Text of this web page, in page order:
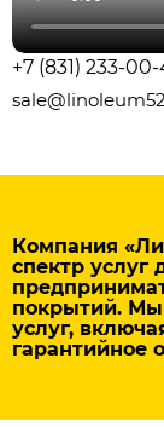
+7 (831) 233-
Компания
спектр услуг
покрытий. Мы
услуг,
гарантийное